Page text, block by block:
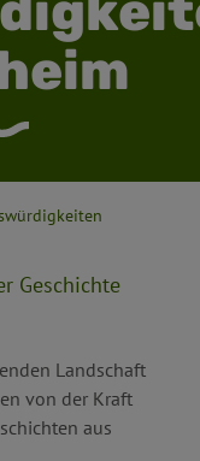
Geschichte
Landschaft
von der Kraft
aus